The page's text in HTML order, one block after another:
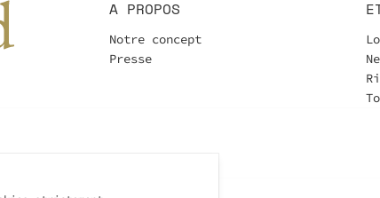
A PROPOS
Notre concept
Presse